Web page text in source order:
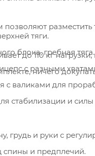
до 110 кг
ничего
тяги.
блока, гребная тяга.
с разными
с валиками для
стабилизации и силы
грудь и руки с
спины и предплечий.